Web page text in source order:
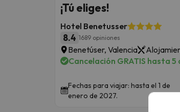
¡Tú eliges!
Hotel Benetusser
8.4 1689 opiniones
Benetúser, Valencia
Cancelación GRATIS hasta
Fechas para viajar: hasta el 1 de
enero de 2027.